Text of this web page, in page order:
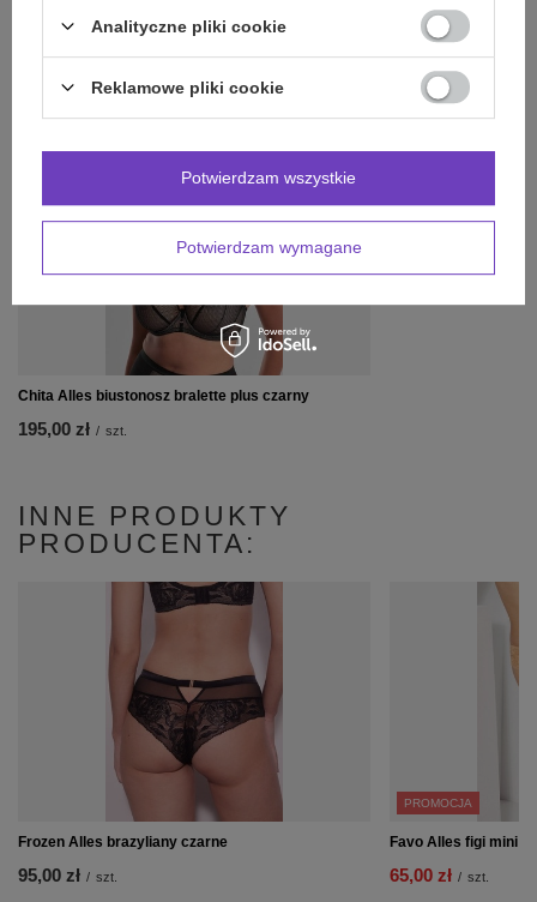
POLECAMY RÓWNIEŻ:
Chita Alles biustonosz bralette plus czarny
195,00 zł / szt.
INNE PRODUKTY
PRODUCENTA:
Frozen Alles brazyliany czarne
95,00 zł / szt.
PROMOCJA
Favo Alles figi mini
65,00 zł / szt.
Analityczne pliki cookie
Reklamowe pliki cookie
Potwierdzam wymagane
Potwierdzam wszystkie